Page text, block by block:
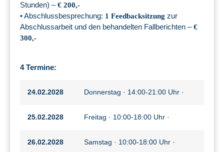
Stunden) –€ 200,-
• Abschlussbesprechung: 1 Feedbacksitzung zur
Abschlussarbeit und den behandelten Fallberichten –€
300,-
4 Termine:
24.02.2028 Donnerstag · 14:00-21:00 Uhr ·
25.02.2028 Freitag · 10:00-18:00 Uhr ·
26.02.2028 Samstag · 10:00-18:00 Uhr ·